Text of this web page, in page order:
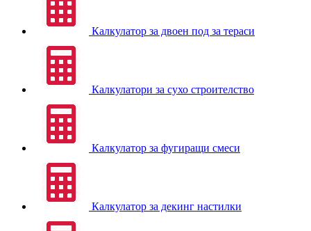
Калкулатор за двоен под за тераси
Калкулатори за сухо строителство
Калкулатор за фугиращи смеси
Калкулатор за декинг настилки